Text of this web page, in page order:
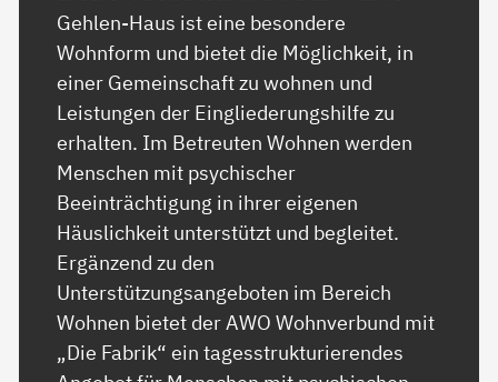
Gehlen-Haus ist eine besondere
Wohnform und bietet die Möglichkeit, in
einer Gemeinschaft zu wohnen und
Leistungen der Eingliederungshilfe zu
erhalten. Im Betreuten Wohnen werden
Menschen mit psychischer
Beeinträchtigung in ihrer eigenen
Häuslichkeit unterstützt und begleitet.
Ergänzend zu den
Unterstützungsangeboten im Bereich
Wohnen bietet der AWO Wohnverbund mit
„Die Fabrik“ ein tagesstrukturierendes